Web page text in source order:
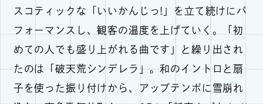
スコティックな「いいかんじっ!」を立て続けにパ
フォーマンスし、観客の温度を上げていく。「初
めての人でも盛り上がれる曲です」と繰り出され
たのは「破天荒シンデレラ」。和のイントロと扇
子を使った振り付けから、アップテンポに雪崩れ